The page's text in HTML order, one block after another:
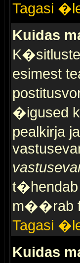
Tagasi
Kuidas
esimest
�igused
pealkirja
t�hendab
m��rab
Tagasi
Kuidas